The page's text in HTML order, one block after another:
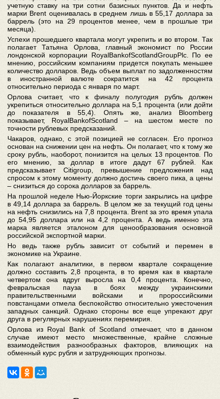
учетную ставку на три сотни базисных пунктов. Да и нефть
марки Brent оценивалась в среднем лишь в 55,17 доллара за
баррель (это на 29 процентов менее, чем в прошлые три
месяца).
Успехи прошедшего квартала могут укрепить и во втором. Так
полагает Татьяна Орлова, главный экономист по России
лондонской корпорации RoyalBankofScotlandGroupPlc. По ее
мнению, российским компаниям придется покупать меньшее
количество долларов. Ведь объем выплат по задолженностям
в иностранной валюте сократится на 42 процента
относительно периода с января по март.
Орлова считает, что к финалу полугодия рубль должен
укрепиться относительно доллара на 5,1 процента (или дойти
до показателя в 55,4). Опять же, анализ Bloomberg
показывает, RoyalBankofScotland – на шестом месте по
точности рублевых предсказаний.
Чакаров, однако, с этой позицией не согласен. Его прогноз
основан на снижении цен на нефть. Он полагает, что к тому же
сроку рубль, наоборот, понизится на целых 13 процентов. По
его мнению, за доллар в итоге дадут 67 рублей. Как
предсказывает Citigroup, превышение предложения над
спросом к этому моменту должно достичь своего пика, а цены
– снизиться до сорока долларов за баррель.
На прошлой неделе Нью-Йоркские торги закрылись на цифре
в 49,14 доллара за баррель. В целом же за текущий год цены
на нефть снизились на 7,8 процента. Brent за это время упала
до 54,95 доллара или на 4,2 процента. А ведь именно эта
марка является эталоном для ценообразования основной
российской экспортной марки.
Но ведь также рубль зависит от событий и перемен в
экономике на Украине.
Как полагают аналитики, в первом квартале сокращение
должно составить 2,8 процента, в то время как в квартале
четвертом она вдруг выросла на 0,4 процента. Конечно,
февральская пауза в боях между украинскими
правительственными войсками и пророссийскими
повстанцами отмела беспокойство относительно ужесточения
западных санкций. Однако стороны все еще упрекают друг
друга в регулярных нарушениях перемирия.
Орлова из Royal Bank of Scotland отмечает, что в данном
случае имеют место множественные, крайне сложные
взаимодействия разнообразных факторов, влияющих на
обменный курс рубля и затрудняющих прогнозы.